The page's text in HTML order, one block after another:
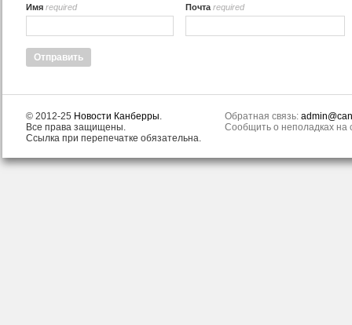
Имя required Почта required
© 2012-25 Новости Канберры.
Все права защищены.
Ссылка при перепечатке обязательна.
Обратная связь:
Сообщить о неполадках на